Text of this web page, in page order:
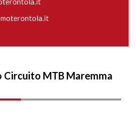
Circuito MTB Maremma